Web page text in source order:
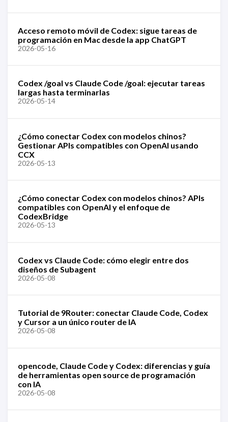
Acceso remoto móvil de Codex: sigue tareas de
programación en Mac desde la app ChatGPT
2026-05-16
Codex /goal vs Claude Code /goal: ejecutar tareas
largas hasta terminarlas
2026-05-14
¿Cómo conectar Codex con modelos chinos?
Gestionar APIs compatibles con OpenAI usando
CCX
2026-05-13
¿Cómo conectar Codex con modelos chinos? APIs
compatibles con OpenAI y el enfoque de
CodexBridge
2026-05-13
Codex vs Claude Code: cómo elegir entre dos
diseños de Subagent
2026-05-08
Tutorial de 9Router: conectar Claude Code, Codex
y Cursor a un único router de IA
2026-05-08
opencode, Claude Code y Codex: diferencias y guía
de herramientas open source de programación
con IA
2026-05-08